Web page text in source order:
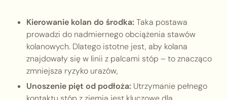
Kierowanie kolan do środka: Taka postawa
prowadzi do nadmiernego obciążenia stawów
kolanowych. Dlatego istotne jest, aby kolana
znajdowały się w linii z palcami stóp – to znacząco
zmniejsza ryzyko urazów,
Unoszenie pięt od podłoża: Utrzymanie pełnego